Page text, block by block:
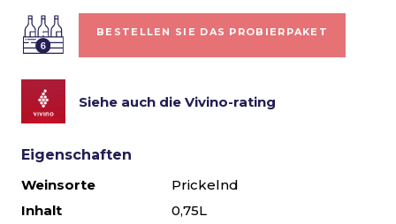
BESTELLEN SIE DAS PROBIERPAKET
Siehe auch die Vivino-rating
Eigenschaften
Weinsorte
Prickelnd
Inhalt
0,75L